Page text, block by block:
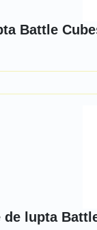
Battle
lupta